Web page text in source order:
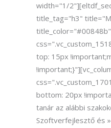
width="1/
title_tag="h3"
top: 15px
bottom: 20px
tanár az alábbi
Szoftverfejlesztő és